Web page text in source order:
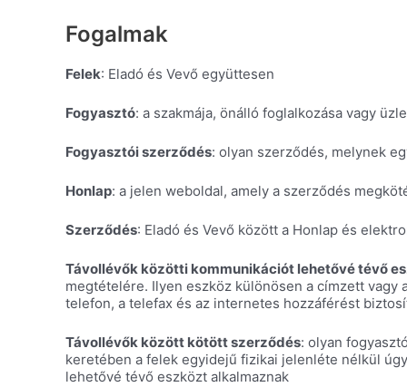
Fogalmak
Felek: Eladó és Vevő együttesen
Fogyasztó: a szakmája, önálló foglalkozása vagy
Fogyasztói szerződés: olyan szerződés, melynek
Honlap: a jelen weboldal, amely a szerződés
Szerződés: Eladó és Vevő között a Honlap és
Távollévők közötti kommunikációt lehetővé tévő
megtételére. Ilyen eszköz különösen a címzett
telefon, a telefax és az internetes hozzáférést
Távollévők között kötött szerződés: olyan
keretében a felek egyidejű fizikai jelenléte nélkül
lehetővé tévő eszközt alkalmaznak